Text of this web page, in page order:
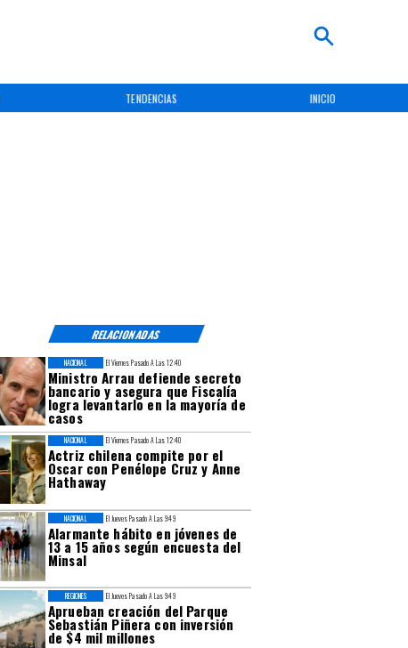
TENDENCIAS INICIO
RELACIONADAS
El Viernes Pasado A Las 12:40
Ministro Arrau defiende secreto
bancario y asegura que Fiscalía
logra levantarlo en la mayoría de
casos
NACIONAL
El Viernes Pasado A Las 12:40
Actriz chilena compite por el
Oscar con Penélope Cruz y Anne
Hathaway
NACIONAL
El Jueves Pasado A Las 9:49
Alarmante hábito en jóvenes de
13 a 15 años según encuesta del
Minsal
NACIONAL
El Jueves Pasado A Las 9:49
Aprueban creación del Parque
Sebastián Piñera con inversión
de $4 mil millones
REGIONES